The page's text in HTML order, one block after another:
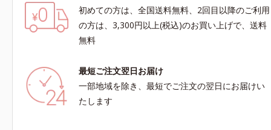
初めての方は、全国送料無料、2回目以降のご利用
の方は、3,300円以上(税込)のお買い上げで、送料
無料
最短ご注文翌日お届け
一部地域を除き、最短でご注文の翌日にお届けい
たします